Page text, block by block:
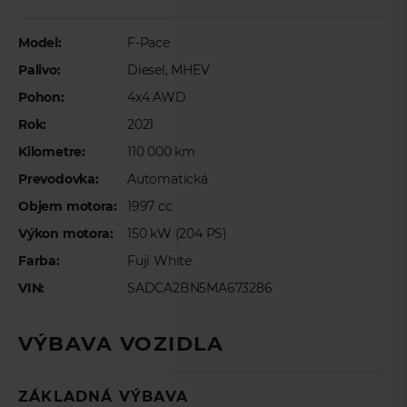
Priezvisko
E-mail *
Model:
F-Pace
Palivo:
Diesel, MHEV
Pohon:
4x4 AWD
Rok:
2021
Kilometre:
110 000 km
Prevodovka:
Automatická
Objem motora:
1997 cc
Výkon motora:
150 kW (204 PS)
Farba:
Fuji White
VIN:
SADCA2BN5MA673286
VÝBAVA VOZIDLA
ZÁKLADNÁ VÝBAVA